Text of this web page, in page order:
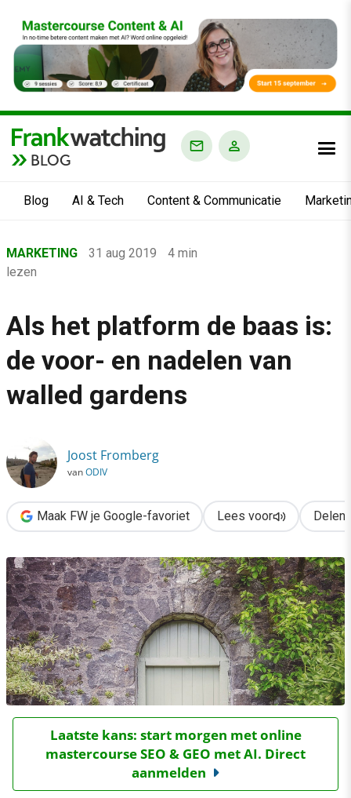
BLOG
Blog AI & Tech Content & Communicatie
›
Marketing
›
Als het platform de baas is: de voor- en nadelen van walled
MARKETING 31 aug 2019
4 min
lezen
Als het platform de baas is:
de voor- en nadelen van
walled gardens
Joost Fromberg
vanODIV
Maak FW je Google-favoriet Lees voor Delen
Laatste kans: start morgen met online
mastercourse SEO & GEO met AI. Direct
aanmelden